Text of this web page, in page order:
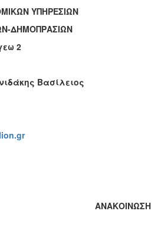
ΥΠΗΡΕΣΙΩΝ
ΔΗΜΟΠΡΑΣΙΩΝ
Ανδρόγεω 2 Αρ.
Βασίλειος
ΑΝΑΚΟΙΝΩΣΗ